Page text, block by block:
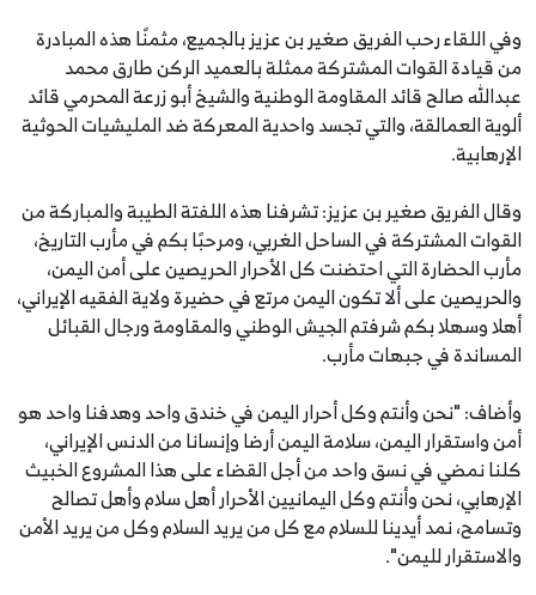
وفي اللقاء رحب الفريق صغير بن عزيز بالجميع، مثمنًا هذه المبادرة
من قيادة القوات المشتركة ممثلة بالعميد الركن طارق محمد
عبدالله صالح قائد المقاومة الوطنية والشيخ أبو زرعة المحرمي قائد
ألوية العمالقة، والتي تجسد واحدية المعركة ضد المليشيات الحوثية
الإرهابية.
وقال الفريق صغير بن عزيز: تشرفنا هذه اللفتة الطيبة والمباركة من
القوات المشتركة في الساحل الغربي، ومرحبًا بكم في مأرب التاريخ،
مأرب الحضارة التي احتضنت كل الأحرار الحريصين على أمن اليمن،
والحريصين على ألا تكون اليمن مرتع في حضيرة ولاية الفقيه الإيراني،
أهلا وسهلا بكم شرفتم الجيش الوطني والمقاومة ورجال القبائل
المساندة في جبهات مأرب.
وأضاف: "نحن وأنتم وكل أحرار اليمن في خندق واحد وهدفنا واحد هو
أمن واستقرار اليمن، سلامة اليمن أرضا وإنسانا من الدنس الإيراني،
كلنا نمضي في نسق واحد من أجل القضاء على هذا المشروع الخبيث
الإرهابي، نحن وأنتم وكل اليمانيين الأحرار أهل سلام وأهل تصالح
وتسامح، نمد أيدينا للسلام مع كل من يريد السلام وكل من يريد الأمن
والاستقرار لليمن".